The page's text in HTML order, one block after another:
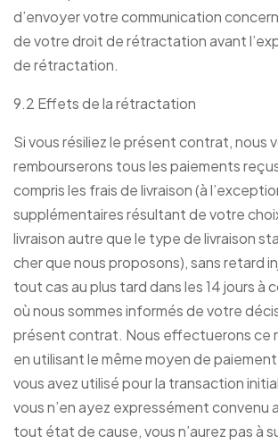
d’envoyer votre communication
de votre droit de rétractation avant
de rétractation.
9.2 Effets de la rétractation
Si vous résiliez le présent contrat, nous
rembourserons tous les paiements
compris les frais de livraison (à
supplémentaires résultant de votre
livraison autre que le type de livraison
cher que nous proposons), sans retard
tout cas au plus tard dans les 14 jours à
où nous sommes informés de votre
présent contrat. Nous effectuerons ce
en utilisant le même moyen de
vous avez utilisé pour la transaction
vous n’en ayez expressément convenu
tout état de cause, vous n’aurez pas à